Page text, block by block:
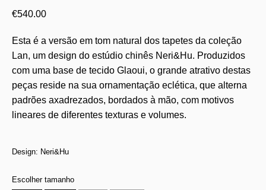
€540.00
Esta é a versão em tom natural dos tapetes da coleção
Lan, um design do estúdio chinês Neri&Hu. Produzidos
com uma base de tecido Glaoui, o grande atrativo destas
peças reside na sua ornamentação eclética, que alterna
padrões axadrezados, bordados à mão, com motivos
lineares de diferentes texturas e volumes.
Design: Neri&Hu
Escolher tamanho